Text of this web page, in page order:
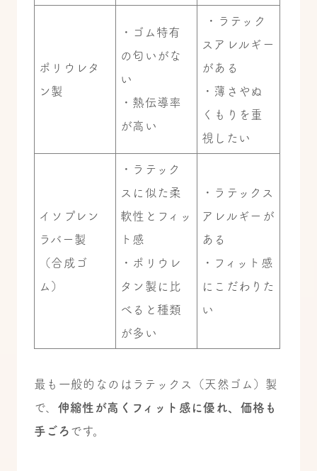
ポリウレタ
ン製
・ゴム特有
の匂いがな
い
・熱伝導率
が高い
・ラテック
スアレルギー
がある
・薄さやぬ
くもりを重
視したい
イソプレン
ラバー製
（合成ゴ
ム）
・ラテック
スに似た柔
軟性とフィッ
ト感
・ポリウレ
タン製に比
べると種類
が多い
・ラテックス
アレルギーが
ある
・フィット感
にこだわりた
い
最も一般的なのはラテックス（天然ゴム）製
で、 伸縮性が高くフィット感に優れ、価格も
手ごろ です。